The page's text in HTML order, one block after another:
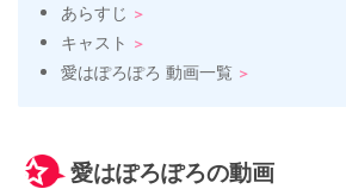
あらすじ
キャスト
愛はぽろぽろ 動画一覧
愛はぽろぽろの動画